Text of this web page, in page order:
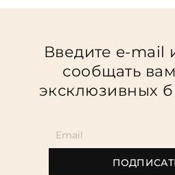
Введите e-mail
сообщать
эксклюзивных